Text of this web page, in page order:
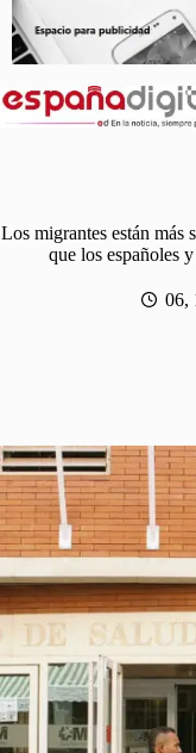
contenido
Los migrantes están más
que los españoles
06,